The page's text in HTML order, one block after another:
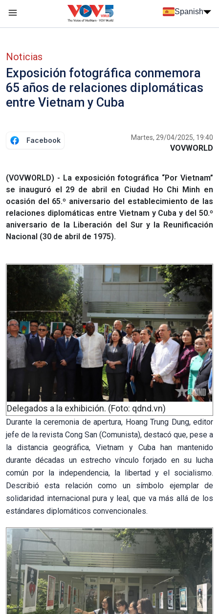
Spanish
Noticias
Exposición fotográfica conmemora
65 años de relaciones diplomáticas
entre Vietnam y Cuba
Facebook Martes, 29/04/2025, 19:40
VOVWORLD
(VOVWORLD) - La exposición fotográfica “Por Vietnam”
se inauguró el 29 de abril en Ciudad Ho Chi Minh en
ocasión del 65.º aniversario del establecimiento de las
relaciones diplomáticas entre Vietnam y Cuba y del 50.º
aniversario de la Liberación del Sur y la Reunificación
Nacional (30 de abril de 1975).
Delegados a la exhibición. (Foto: qdnd.vn)
Durante la ceremonia de apertura, Hoang Trung Dung, editor
jefe de la revista Cong San (Comunista), destacó que, pese a
la distancia geográfica, Vietnam y Cuba han mantenido
durante décadas un estrecho vínculo forjado en su lucha
común por la independencia, la libertad y el socialismo.
Describió esta relación como un símbolo ejemplar de
solidaridad internacional pura y leal, que va más allá de los
estándares diplomáticos convencionales.